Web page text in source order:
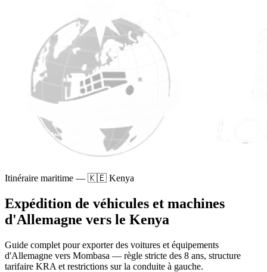
Itinéraire maritime — 🇰🇪 Kenya
Expédition de véhicules et machines
d'Allemagne vers le Kenya
Guide complet pour exporter des voitures et équipements
d'Allemagne vers Mombasa — règle stricte des 8 ans, structure
tarifaire KRA et restrictions sur la conduite à gauche.